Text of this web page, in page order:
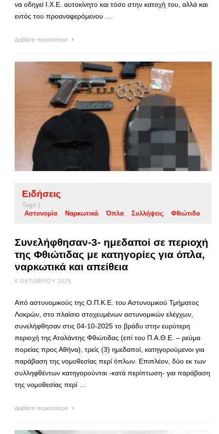
να οδηγεί Ι.Χ.Ε. αυτοκίνητο και τόσο στην κατοχή του, αλλά και
εντός του προαναφερόμενου …
Διαβάστε περισσότερα
Ειδήσεις
Tags |
Αστυνομία
Ναρκωτικά Όπλα Συλλήψεις Φθιώτιδα
Συνελήφθησαν-3- ημεδαποί σε περιοχή
της Φθιώτιδας με κατηγορίες για όπλα,
ναρκωτικά και απείθεια
6 ΟΚΤΩΒΡΊΟΥ 2025
Από αστυνομικούς της Ο.Π.Κ.Ε. του Αστυνομικού Τμήματος
Λοκρών, στο πλαίσιο στοχευμένων αστυνομικών ελέγχων,
συνελήφθησαν στις 04-10-2025 το βράδυ στην ευρύτερη
περιοχή της Αταλάντης Φθιώτιδας (επί του Π.Α.Θ.Ε. – ρεύμα
πορείας προς Αθήνα), τρείς (3) ημεδαποί, κατηγορούμενοι για
παράβαση της νομοθεσίας περί όπλων. Επιπλέον, δύο εκ των
συλληφθέντων κατηγορούνται -κατά περίπτωση- για παράβαση
της νομοθεσίας περί …
Διαβάστε περισσότερα